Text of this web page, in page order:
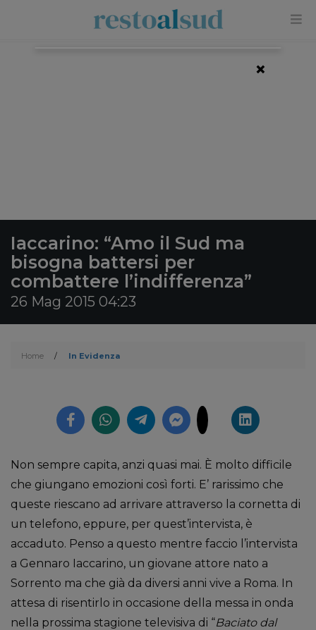
Iaccarino: “Amo il Sud ma
bisogna battersi per
combattere l’indifferenza”
26 Mag 2015 04:23
Home / In Evidenza
Non sempre capita, anzi quasi mai. È molto difficile
che giungano emozioni così forti. E’ rarissimo che
queste riescano ad arrivare attraverso la cornetta di
un telefono, eppure, per quest’intervista, è
accaduto. Penso a questo mentre faccio l’intervista
a Gennaro Iaccarino, un giovane attore nato a
Sorrento ma che già da diversi anni vive a Roma. In
attesa di risentirlo in occasione della messa in onda
nella prossima stagione televisiva di “Baciato dal
×